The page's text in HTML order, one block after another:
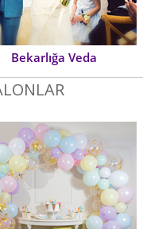
Bekarlığa Veda